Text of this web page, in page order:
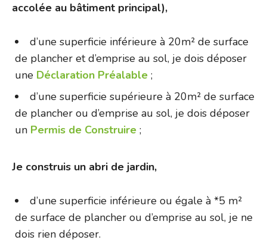
accolée au bâtiment principal),
d’une superficie inférieure à 20m² de surface
de plancher et d’emprise au sol, je dois déposer
une Déclaration Préalable ;
d’une superficie supérieure à 20m² de surface
de plancher ou d’emprise au sol, je dois déposer
un Permis de Construire ;
Je construis un abri de jardin,
d’une superficie inférieure ou égale à *5 m²
de surface de plancher ou d’emprise au sol, je ne
dois rien déposer.